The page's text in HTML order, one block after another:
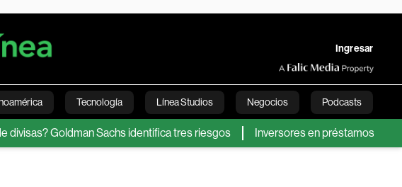
Ingresar
Tecnología Línea Studios Negocios Podcasts
Videos English
Goldman Sachs identifica tres riesgos Inversores en préstamos se muestran